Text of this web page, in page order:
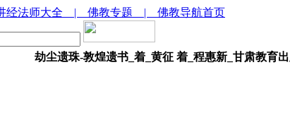
经法师大全 | 佛教专题 | 佛教导航首页
劫尘遗珠-敦煌遗书_着_黄征 着_程惠新_甘肃教育